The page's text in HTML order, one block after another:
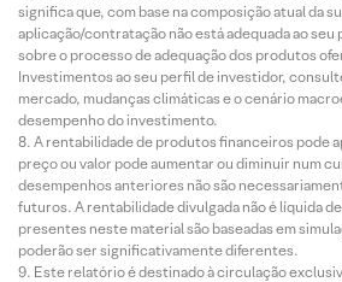
significa que, com base na composição atual da
aplicação/contratação não está adequada ao seu
sobre o processo de adequação dos produtos
Investimentos ao seu perfil de investidor,
mercado, mudanças climáticas e o cenário
desempenho do investimento.
A rentabilidade de produtos financeiros pode
preço ou valor pode aumentar ou diminuir num
desempenhos anteriores não são
futuros. A rentabilidade divulgada não é líquida
presentes neste material são baseadas em
poderão ser significativamente diferentes.
Este relatório é destinado à circulação